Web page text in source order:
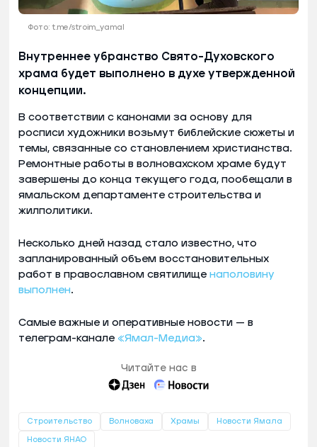
Фото: t.me/stroim_yamal
Внутреннее убранство Свято-Духовского
храма будет выполнено в духе утвержденной
концепции.
В соответствии с канонами за основу для
росписи художники возьмут библейские сюжеты и
темы, связанные со становлением христианства.
Ремонтные работы в волновахском храме будут
завершены до конца текущего года, пообещали в
ямальском департаменте строительства и
жилполитики.
Несколько дней назад стало известно, что
запланированный объем восстановительных
работ в православном святилище наполовину
выполнен.
Самые важные и оперативные новости — в
телеграм-канале «Ямал-Медиа».
Читайте нас в
Строительство Волноваха Храмы Новости Ямала
Новости ЯНАО